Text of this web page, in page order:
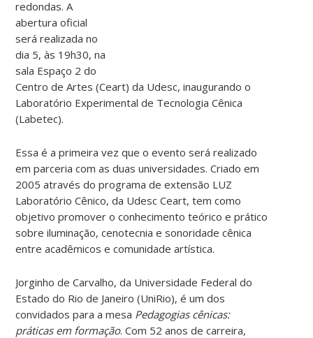
redondas. A
abertura oficial
será realizada no
dia 5, às 19h30, na
sala Espaço 2 do
Centro de Artes (Ceart) da Udesc, inaugurando o
Laboratório Experimental de Tecnologia Cênica
(Labetec).
Essa é a primeira vez que o evento será realizado
em parceria com as duas universidades. Criado em
2005 através do programa de extensão LUZ
Laboratório Cênico, da Udesc Ceart, tem como
objetivo promover o conhecimento teórico e prático
sobre iluminação, cenotecnia e sonoridade cênica
entre acadêmicos e comunidade artística.
Jorginho de Carvalho, da Universidade Federal do
Estado do Rio de Janeiro (UniRio), é um dos
convidados para a mesa Pedagogias cênicas:
práticas em formação. Com 52 anos de carreira,